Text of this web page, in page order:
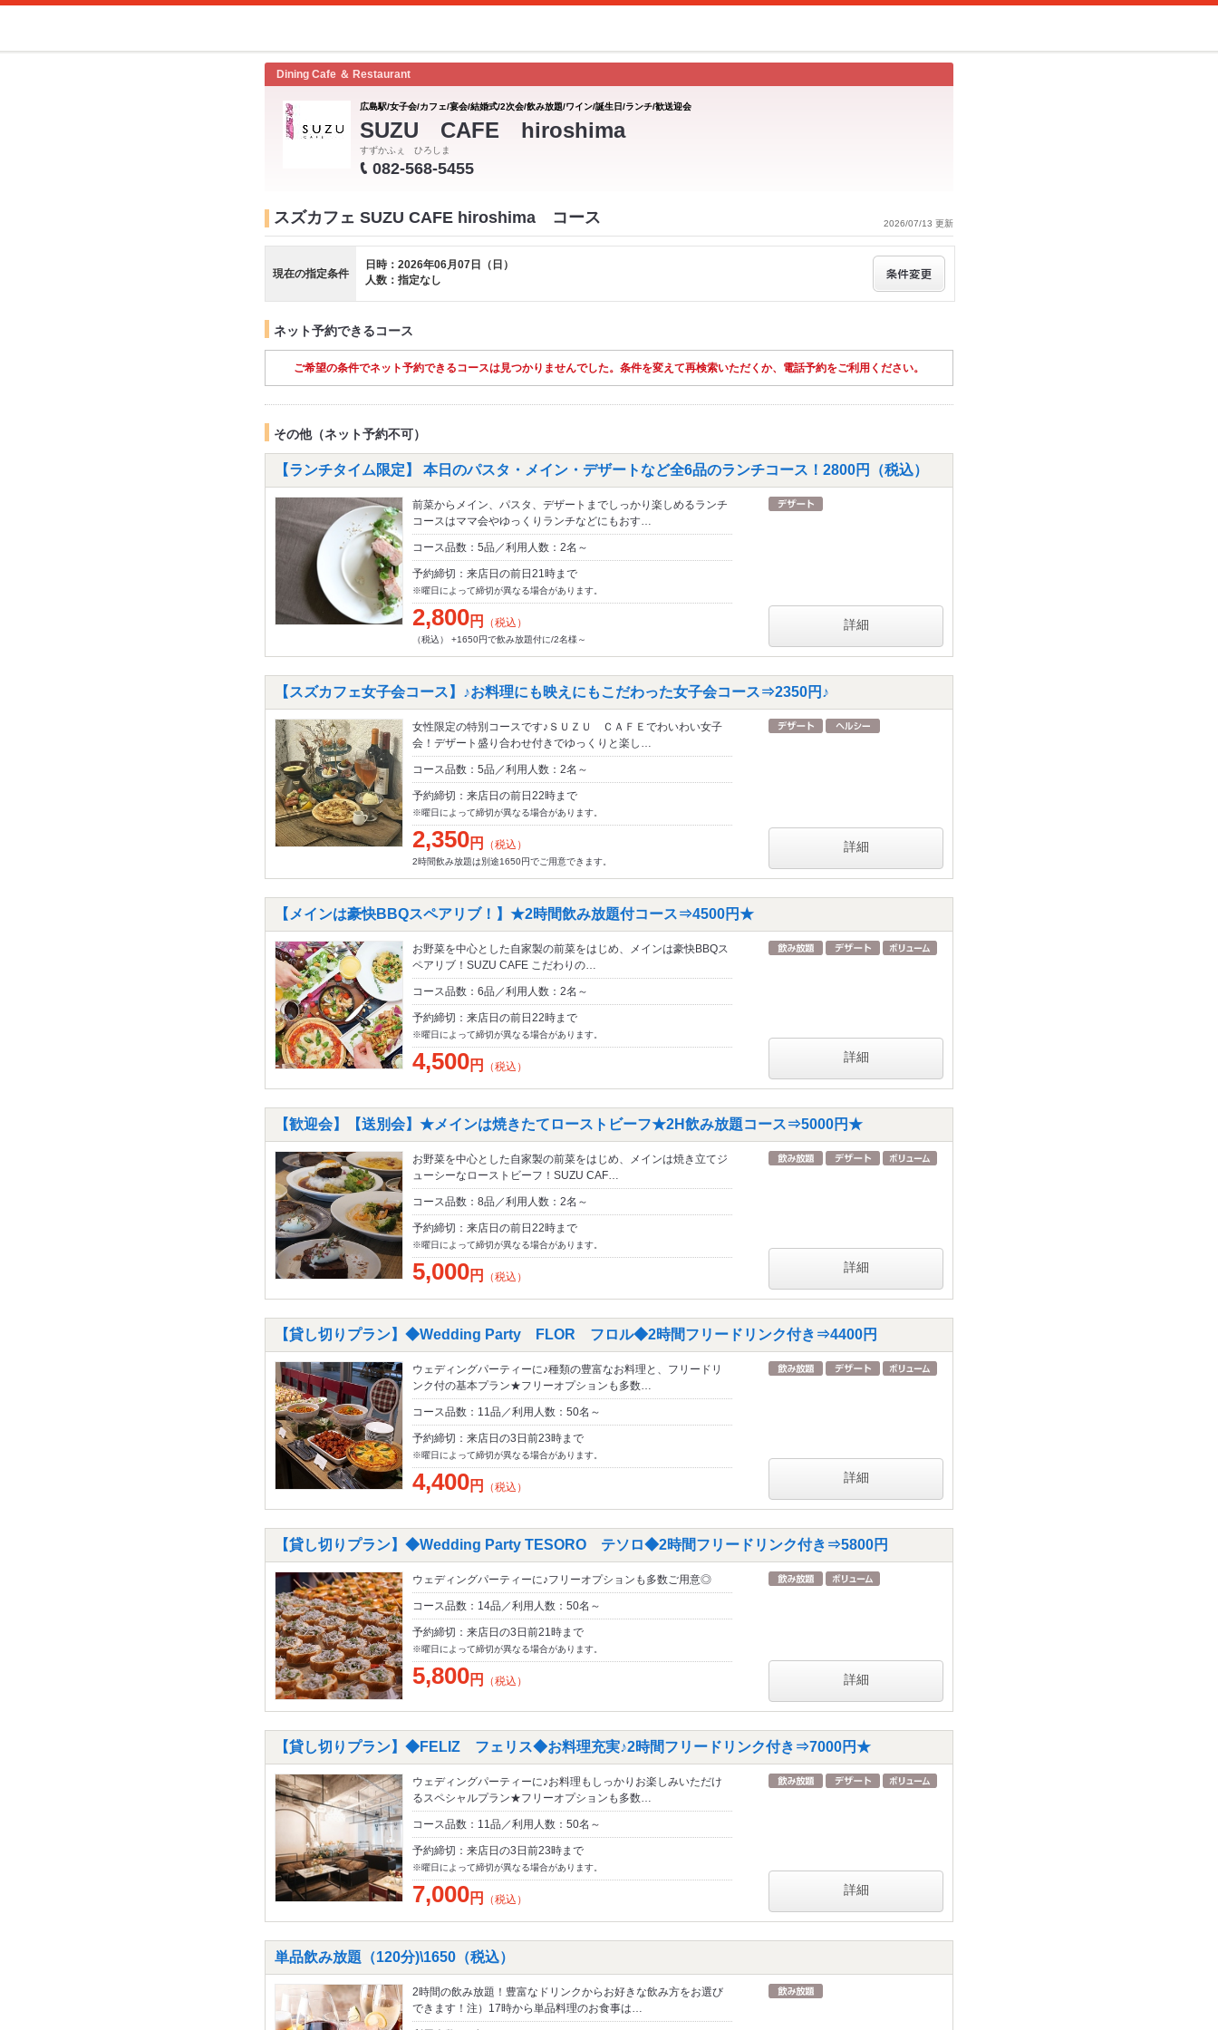
Dining Cafe ＆ Restaurant
広島駅/女子会/カフェ/宴会/結婚式/2次会/飲み放題/ワイン/誕生日/ランチ/歓送迎会
SUZU CAFE hiroshima
すずかふぇ ひろしま
082-568-5455
2026/07/13 更新
スズカフェ SUZU CAFE hiroshima コース
現在の指定条件
日時：2026年06月07日（日）
人数：指定なし
ネット予約できるコース
ご希望の条件でネット予約できるコースは見つかりませんでした。条件を変えて再検索いただくか、電話予約をご利用ください。
その他（ネット予約不可）
【ランチタイム限定】 本日のパスタ・メイン・デザートなど全6品のランチコース！2800円（税込）
前菜からメイン、パスタ、デザートまでしっかり楽しめるランチ
コースはママ会やゆっくりランチなどにもおす…
コース品数：5品／利用人数：2名～
予約締切：来店日の前日21時まで
※曜日によって締切が異なる場合があります。
2,800円 （税込）
（税込） +1650円で飲み放題付に/2名様～
詳細
【スズカフェ女子会コース】♪お料理にも映えにもこだわった女子会コース⇒2350円♪
女性限定の特別コースです♪ＳＵＺＵ ＣＡＦＥでわいわい女子
会！デザート盛り合わせ付きでゆっくりと楽し…
コース品数：5品／利用人数：2名～
予約締切：来店日の前日22時まで
※曜日によって締切が異なる場合があります。
2,350円 （税込）
2時間飲み放題は別途1650円でご用意できます。
詳細
【メインは豪快BBQスペアリブ！】★2時間飲み放題付コース⇒4500円★
お野菜を中心とした自家製の前菜をはじめ、メインは豪快BBQス
ペアリブ！SUZU CAFE こだわりの…
コース品数：6品／利用人数：2名～
予約締切：来店日の前日22時まで
※曜日によって締切が異なる場合があります。
4,500円 （税込）
詳細
【歓迎会】【送別会】★メインは焼きたてローストビーフ★2H飲み放題コース⇒5000円★
お野菜を中心とした自家製の前菜をはじめ、メインは焼き立てジ
ューシーなローストビーフ！SUZU CAF…
コース品数：8品／利用人数：2名～
予約締切：来店日の前日22時まで
※曜日によって締切が異なる場合があります。
5,000円 （税込）
詳細
【貸し切りプラン】◆Wedding Party FLOR フロル◆2時間フリードリンク付き⇒4400円
ウェディングパーティーに♪種類の豊富なお料理と、フリードリ
ンク付の基本プラン★フリーオプションも多数…
コース品数：11品／利用人数：50名～
予約締切：来店日の3日前23時まで
※曜日によって締切が異なる場合があります。
4,400円 （税込）
詳細
【貸し切りプラン】◆Wedding Party TESORO テソロ◆2時間フリードリンク付き⇒5800円
ウェディングパーティーに♪フリーオプションも多数ご用意◎
コース品数：14品／利用人数：50名～
予約締切：来店日の3日前21時まで
※曜日によって締切が異なる場合があります。
5,800円 （税込） 詳細
【貸し切りプラン】◆FELIZ フェリス◆お料理充実♪2時間フリードリンク付き⇒7000円★
ウェディングパーティーに♪お料理もしっかりお楽しみいただけ
るスペシャルプラン★フリーオプションも多数…
コース品数：11品／利用人数：50名～
予約締切：来店日の3日前23時まで
※曜日によって締切が異なる場合があります。
7,000円 （税込）
詳細
単品飲み放題（120分)\1650（税込）
2時間の飲み放題！豊富なドリンクからお好きな飲み方をお選び
できます！注）17時から単品料理のお食事は…